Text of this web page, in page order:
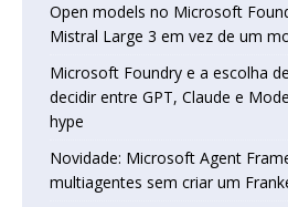
Open models no Microsoft
Mistral Large 3 em vez de um
Microsoft Foundry e a escolha
decidir entre GPT, Claude e
hype
Novidade: Microsoft Agent
multiagentes sem criar um